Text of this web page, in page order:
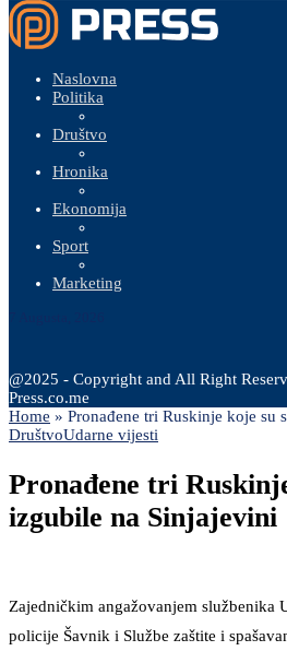
Naslovna
Politika
Društvo
Hronika
Ekonomija
Sport
Marketing
@2025 - Copyright and All Right
Press.co.me
Home » Pronađene tri Ruskinje koje su
DruštvoUdarne vijesti
Pronađene tri
izgubile na Sinjajevini
Zajedničkim angažovanjem službenika
policije Šavnik i Službe zaštite i